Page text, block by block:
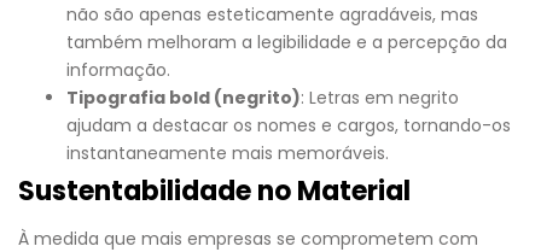
não são apenas esteticamente agradáveis, mas
também melhoram a legibilidade e a percepção da
informação.
Tipografia bold (negrito): Letras em negrito
ajudam a destacar os nomes e cargos, tornando-os
instantaneamente mais memoráveis.
Sustentabilidade no Material
À medida que mais empresas se comprometem com